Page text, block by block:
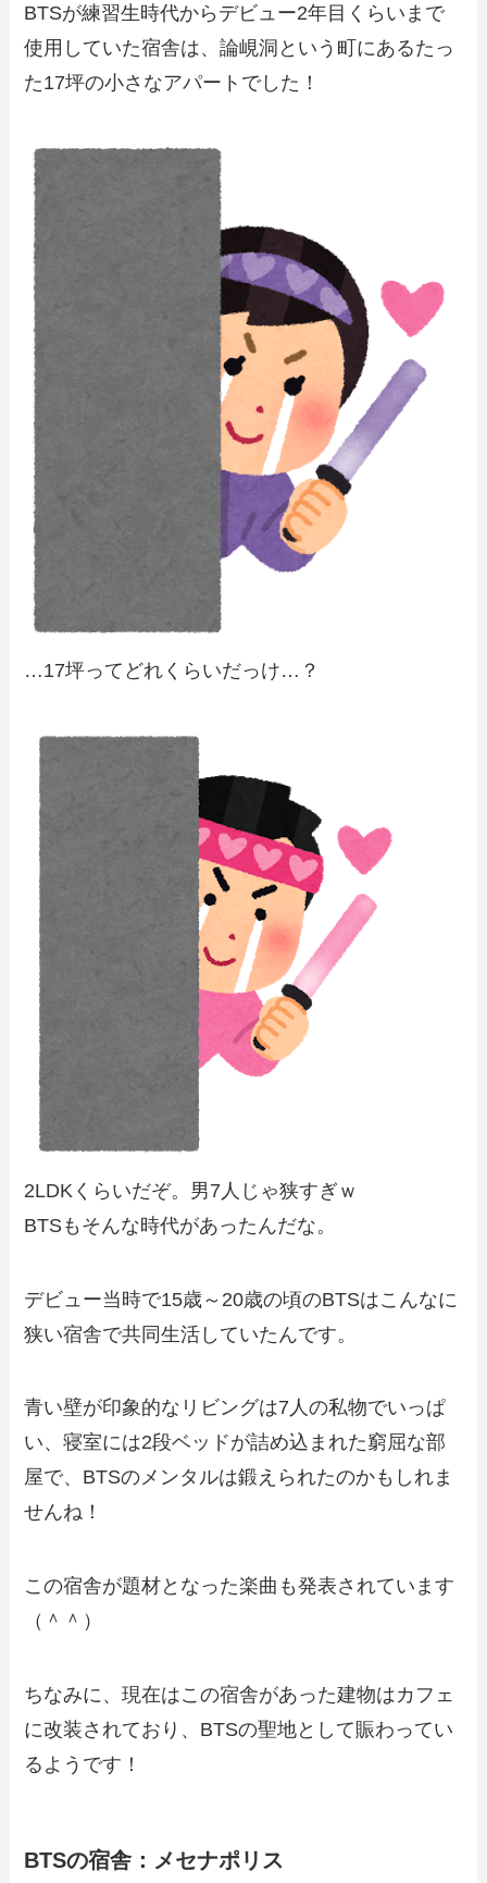
BTSが練習生時代からデビュー2年目くらいまで
使用していた宿舎は、論峴洞という町にあるたっ
た17坪の小さなアパートでした！
…17坪ってどれくらいだっけ…？
2LDKくらいだぞ。男7人じゃ狭すぎｗ
BTSもそんな時代があったんだな。
デビュー当時で15歳～20歳の頃のBTSはこんなに
狭い宿舎で共同生活していたんです。
青い壁が印象的なリビングは7人の私物でいっぱ
い、寝室には2段ベッドが詰め込まれた窮屈な部
屋で、BTSのメンタルは鍛えられたのかもしれま
せんね！
この宿舎が題材となった楽曲も発表されています
（＾＾）
ちなみに、現在はこの宿舎があった建物はカフェ
に改装されており、BTSの聖地として賑わってい
るようです！
BTSの宿舎：メセナポリス